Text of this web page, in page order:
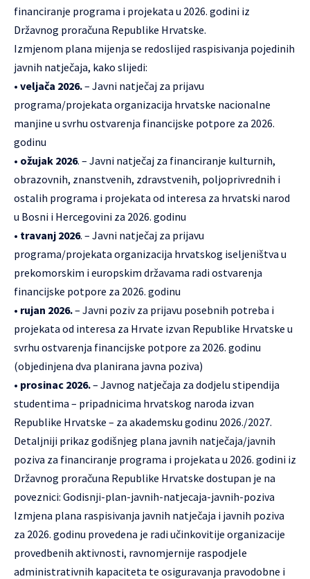
financiranje programa i projekata u 2026. godini iz
Državnog proračuna Republike Hrvatske.
Izmjenom plana mijenja se redoslijed raspisivanja pojedinih
javnih natječaja, kako slijedi:
• veljača 2026.– Javni natječaj za prijavu
programa/projekata organizacija hrvatske nacionalne
manjine u svrhu ostvarenja financijske potpore za 2026.
godinu
• ožujak 2026. – Javni natječaj za financiranje kulturnih,
obrazovnih, znanstvenih, zdravstvenih, poljoprivrednih i
ostalih programa i projekata od interesa za hrvatski narod
u Bosni i Hercegovini za 2026. godinu
• travanj 2026. – Javni natječaj za prijavu
programa/projekata organizacija hrvatskog iseljeništva u
prekomorskim i europskim državama radi ostvarenja
financijske potpore za 2026. godinu
• rujan 2026.– Javni poziv za prijavu posebnih potreba i
projekata od interesa za Hrvate izvan Republike Hrvatske u
svrhu ostvarenja financijske potpore za 2026. godinu
(objedinjena dva planirana javna poziva)
• prosinac 2026.– Javnog natječaja za dodjelu stipendija
studentima – pripadnicima hrvatskog naroda izvan
Republike Hrvatske – za akademsku godinu 2026./2027.
Detaljniji prikaz godišnjeg plana javnih natječaja/javnih
poziva za financiranje programa i projekata u 2026. godini iz
Državnog proračuna Republike Hrvatske dostupan je na
poveznici: Godisnji-plan-javnih-natjecaja-javnih-poziva
Izmjena plana raspisivanja javnih natječaja i javnih poziva
za 2026. godinu provedena je radi učinkovitije organizacije
provedbenih aktivnosti, ravnomjernije raspodjele
administrativnih kapaciteta te osiguravanja pravodobne i